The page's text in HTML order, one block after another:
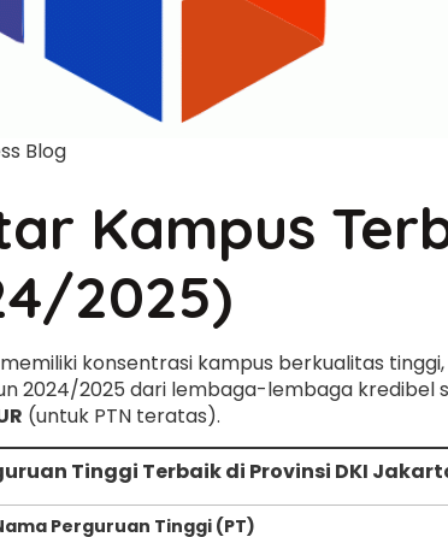
Blog
Kampus
2025)
konsentrasi kampus berkualitas
2024/2025 dari lembaga-lembaga kredibel
(untuk PTN teratas).
Tinggi Terbaik di Provinsi DKI
Perguruan Tinggi (PT)